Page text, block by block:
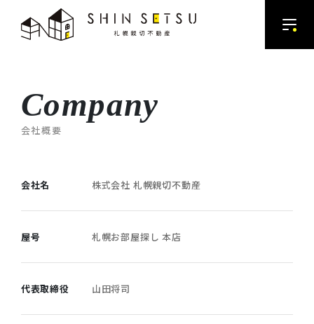
Company
会社概要
会社名 株式会社 札幌親切不動産
屋号 札幌お部屋探し 本店
代表取締役 山田将司